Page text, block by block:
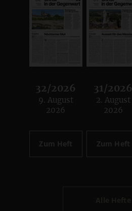
32/2026
:
9. August
2026
Zum Heft
31/2026
:
2. August
2026
Zum Heft